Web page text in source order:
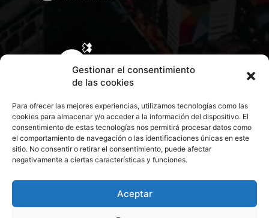
Gestionar el consentimiento
de las cookies
Para ofrecer las mejores experiencias, utilizamos tecnologías como las
cookies para almacenar y/o acceder a la información del dispositivo. El
consentimiento de estas tecnologías nos permitirá procesar datos como
el comportamiento de navegación o las identificaciones únicas en este
sitio. No consentir o retirar el consentimiento, puede afectar
negativamente a ciertas características y funciones.
Aceptar
CONTACTA CON NOSOTROS